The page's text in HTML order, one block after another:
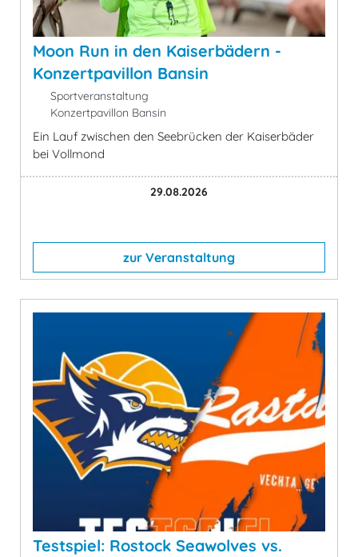
Moon Run in den Kaiserbädern -
Konzertpavillon Bansin
Sportveranstaltung
Konzertpavillon Bansin
Ein Lauf zwischen den Seebrücken der Kaiserbäder
bei Vollmond
29.08.2026
zur Veranstaltung
Testspiel: Rostock Seawolves vs.